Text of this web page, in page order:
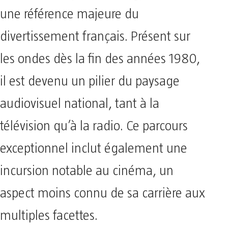
une référence majeure du
divertissement français. Présent sur
les ondes dès la fin des années 1980,
il est devenu un pilier du paysage
audiovisuel national, tant à la
télévision qu’à la radio. Ce parcours
exceptionnel inclut également une
incursion notable au cinéma, un
aspect moins connu de sa carrière aux
multiples facettes.